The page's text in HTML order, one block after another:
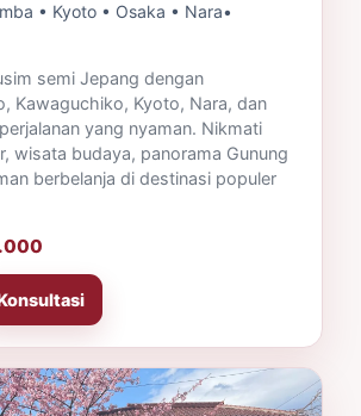
• Kyoto • Osaka • Nara•
semi Jepang dengan
Kawaguchiko, Kyoto, Nara, dan
yang nyaman. Nikmati
wisata budaya, panorama Gunung
berbelanja di destinasi populer